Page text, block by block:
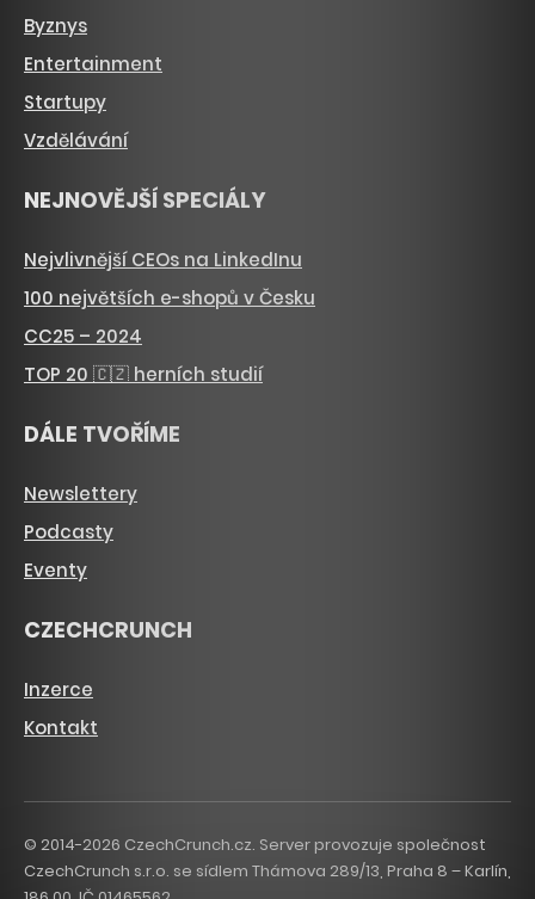
Byznys
Entertainment
Startupy
Vzdělávání
NEJNOVĚJŠÍ SPECIÁLY
Nejvlivnější CEOs na LinkedInu
100 největších e-shopů v Česku
CC25 – 2024
TOP 20 🇨🇿 herních studií
DÁLE TVOŘÍME
Newslettery
Podcasty
Eventy
CZECHCRUNCH
Inzerce
Kontakt
© 2014-2026 CzechCrunch.cz. Server provozuje společnost
CzechCrunch s.r.o. se sídlem Thámova 289/13, Praha 8 – Karlín,